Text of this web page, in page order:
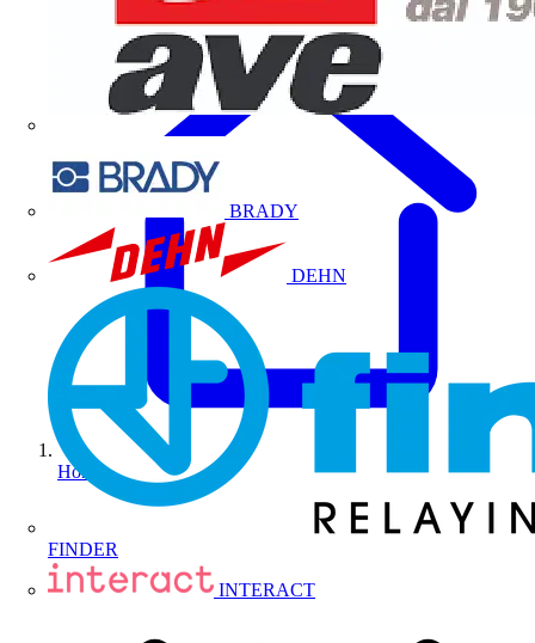
BRADY
DEHN
FINDER
INTERACT
Home